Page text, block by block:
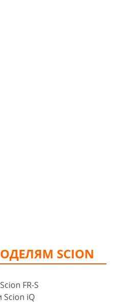
SCION
FR-S
Scion iQ